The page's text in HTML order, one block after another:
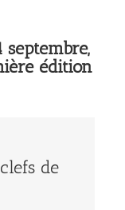
édition
de